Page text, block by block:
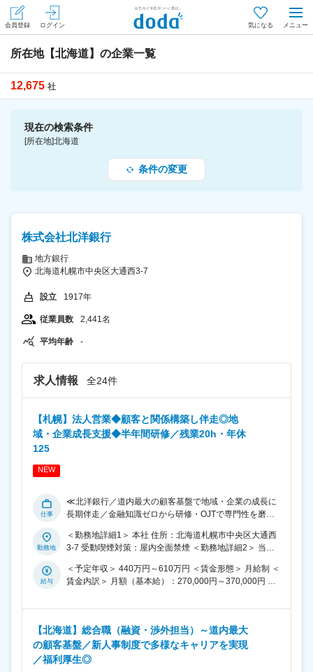
会員登録
ログイン
気になる
所在地【北海道】の企業一覧
12,675 社
現在の検索条件
[所在地]北海道
条件の変更
株式会社北洋銀行
地方銀行
北海道札幌市中央区大通西3-7
設立 1917年
従業員数 2,441名
平均年齢 -
求人情報 全24件
【札幌】法人営業◆顧客と関係構築し伴走◎地
域・企業成長支援◆半年間研修／残業20h・年休
125
NEW
≪北洋銀行／道内最大の顧客基盤で地域・企業の成長に
長期伴走／金融知識ゼロから研修・OJTで専門性を磨け
福度をともに日本一へ」というビジョンのもと、道内最
大の地方銀行として企業の成長発展・地域の未来づくり
に貢献しています。 中小から成長企業・自治体まで道内
最大の顧客基盤を誇る当社で、地域活性・経営支援など
約半年間、導入研修実施。現場配属後は指導員がマンツ
ーマンでフォロー・OJT体制が整っております。 ■資格
取得支援も充実 ・証券外務員、生保・損保・変額保険資
格などを会社負担で取得 ・中小企業診断士（合格時奨励
＜勤務地詳細1＞ 本社 住所：北海道札幌市中央区大通西
3-7 受動喫煙対策：屋内全面禁煙 ＜勤務地詳細2＞ 当行
の範囲：会社の定める事業所
＜予定年収＞ 440万円～610万円 ＜賃金形態＞ 月給制 ＜
賃金内訳＞ 月額（基本給）：270,000円～370,000円 ＜
当＞ 有 ＜給与補足＞ ※年齢・経験・前職給与などを考
度実績 計4.2ヶ月） 賃金はあくまでも目安の金額であ
り、選考を通じて上下する可能性があります。 月給(月
額)は固定手当を含めた表記です。
【北海道】総合職（融資・渉外担当）～道内最大
の顧客基盤／新人事制度で多様なキャリアを実現
／福利厚生◎